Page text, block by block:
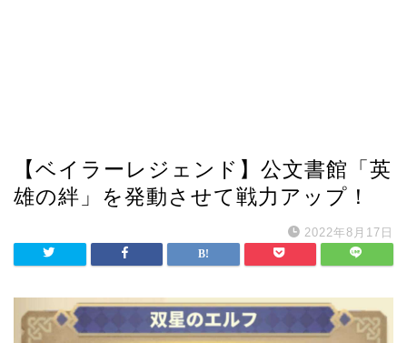
【ベイラーレジェンド】公文書館「英
雄の絆」を発動させて戦力アップ！
2022年8月17日